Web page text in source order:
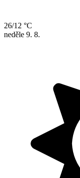
26/12 °C
neděle 9. 8.